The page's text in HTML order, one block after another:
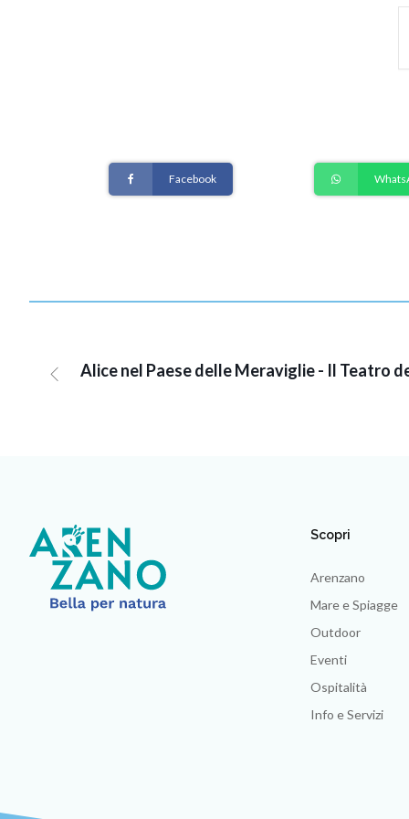
Facebook
Alice nel Paese delle Meraviglie - Il Teatro
Scopri
Arenzano
Mare e Spiagge
Outdoor
Eventi
Ospitalità
Info e Servizi